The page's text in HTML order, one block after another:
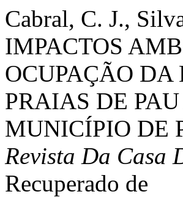
Cabral, C. J.,
IMPACTOS
OCUPAÇÃO DA
PRAIAS DE
MUNICÍPIO DE
Revista Da Casa
Recuperado de